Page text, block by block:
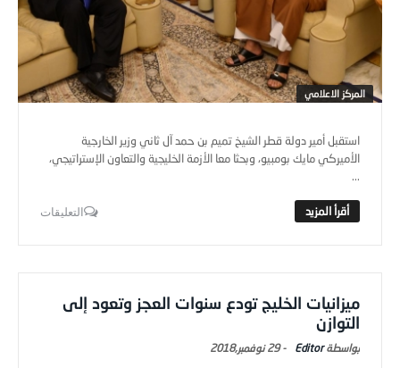
المركز الاعلامي
استقبل أمير دولة قطر الشيخ تميم بن حمد آل ثاني وزير الخارجية
الأميركي مايك بومبيو، وبحثا معا الأزمة الخليجية والتعاون الإستراتيجي،
...
التعليقات
ميزانيات الخليج تودع سنوات العجز وتعود إلى
التوازن
Editor
-29 نوفمبر,2018